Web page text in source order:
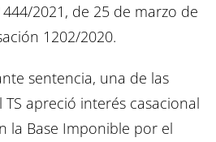
444/2021, de 25 de marzo de
1202/2020.
sentencia, una de las
apreció interés casacional
la Base Imponible por el